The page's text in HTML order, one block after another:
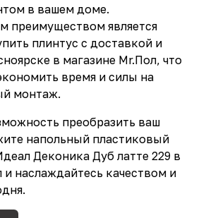
в вашем доме.
преимуществом является
плинтус с доставкой и
в магазине Mr.Пол, что
время и силы на
монтаж.
преобразить ваш
напольный пластиковый
Деконика Дуб латте 229 в
и наслаждайтесь качеством и